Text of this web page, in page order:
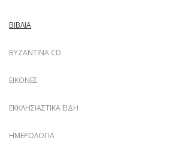
ΒΙΒΛΊΑ
ΒΥΖΑΝΤΙΝΑ CD
ΕΙΚΌΝΕΣ
ΕΚΚΛΗΣΙΑΣΤΙΚΆ ΕΊΔΗ
ΗΜΕΡΟΛΌΓΙΑ